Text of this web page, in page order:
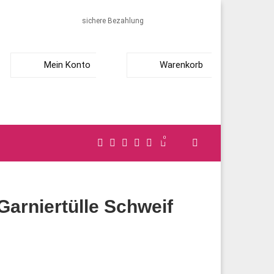
sichere Bezahlung
Mein Konto Warenkorb
0
Schweif